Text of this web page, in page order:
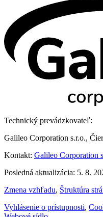
Technický prevádzkovateľ:
Galileo Corporation s.r.o.,
Kontakt: Galileo Corporation
Posledná aktualizácia: 5. 8.
Zmena vzhľadu, Štruktúra
Vyhlásenie o prístupnosti,